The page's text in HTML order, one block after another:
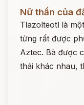
Nữ thần của
Tlazolteotl là
từng rất được
Aztec. Bà được
thái khác nhau,